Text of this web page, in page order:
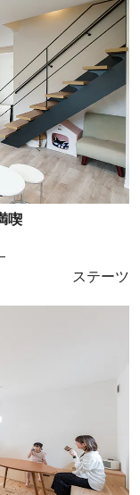
喫
ステーツ